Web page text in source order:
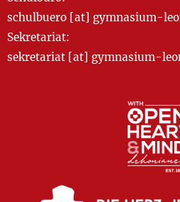
schulbuero [at] gymnasium-
Sekretariat:
sekretariat [at] gymnasium-